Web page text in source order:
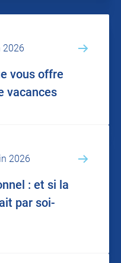
2026
vous offre
vacances
2026
: et si la
par soi-